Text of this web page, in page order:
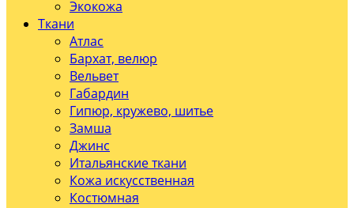
Экокожа
Ткани
Атлас
Бархат, велюр
Вельвет
Габардин
Гипюр, кружево, шитье
Замша
Джинс
Итальянские ткани
Кожа искусственная
Костюмная